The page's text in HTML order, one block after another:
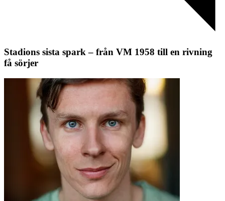
Stadions sista spark – från VM 1958 till en rivning
få sörjer